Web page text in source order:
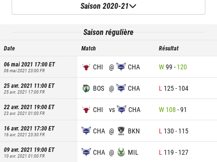
Saison 2020-21
Saison régulière
Date Match Résultat
06 mai 2021 17:00ET
06 mai 2021 23:00FR CHI @ CHA W99 - 120
25 avr. 2021 11:00ET
25 avr. 2021 17:00FR BOS @ CHA L 125- 104
22 avr. 2021 19:00ET
23 avr. 2021 01:00FR CHI vs CHA W 108 -91
16 avr. 2021 17:30ET
16 avr. 2021 23:30FR CHA @ BKN L 130- 115
09 avr. 2021 19:00ET
10 avr. 2021 01:00FR CHA @ MIL L 119 - 127